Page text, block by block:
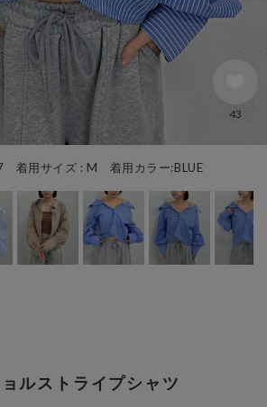
着用サイズ : M 着用カラー:BLUE
43
ルストライプシャツ